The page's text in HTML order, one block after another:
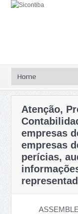
Atenção,
empresas
empresas
perícias,